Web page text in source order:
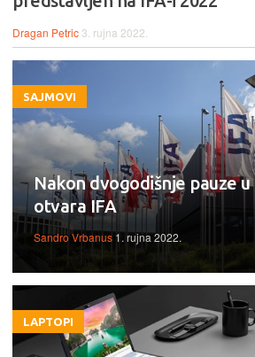
Dragan Petric 3. rujna 2022.
SAJMOVI
Nakon dvogodišnje pauze
otvara IFA
Sandro Vrbanus 1. rujna 2022.
LAPTOPI